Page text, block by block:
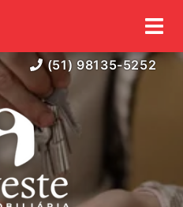
(51) 98135-5252